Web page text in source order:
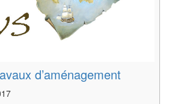
d’aménagement